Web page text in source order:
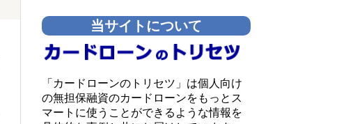
当サイトについて
「カードローンのトリセツ」は個人向け
の無担保融資のカードローンをもっとス
マートに使うことができるような情報を